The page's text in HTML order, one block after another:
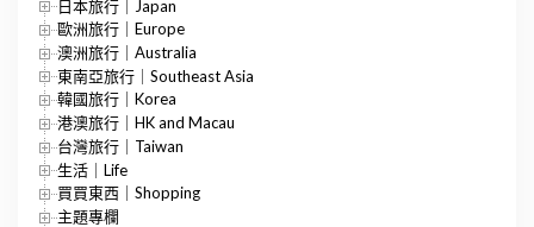
日本旅行｜Japan
歐洲旅行｜Europe
澳洲旅行｜Australia
東南亞旅行｜Southeast Asia
韓國旅行｜Korea
港澳旅行｜HK and Macau
台灣旅行｜Taiwan
生活｜Life
買買東西｜Shopping
主題專欄